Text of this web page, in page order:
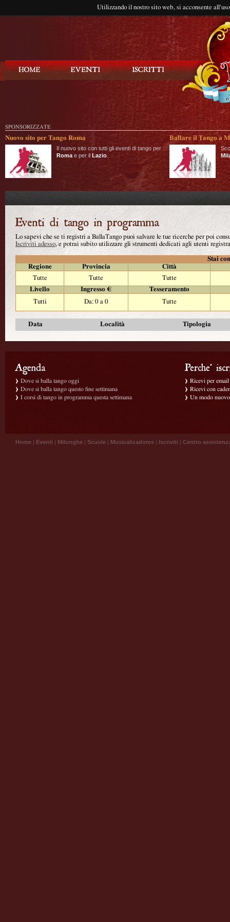
Utilizzando il nostro sito web, si acconsente
SPONSORIZZATE
Nuovo sito per Tango Roma
Il nuovo sito con tutti gli eventi di tango per
Roma e per il Lazio
Ballare il Tango a
Lo sapevi che se ti registri a BallaTango puoi salvare le tue ricerche per poi
Iscriviti adesso, e potrai subito utilizzare gli strumenti dedicati agli utenti
Stai
Regione
Provincia
Città
Tutte
Tutte
Tutte
Livello
Ingresso €
Tesseramento
Tutti
Da: 0 a 0 Tutte
Data Località Tipologia
Dove si balla tango oggi
Dove si balla tango questo fine settimana
I corsi di tango in programma questa settimana
Ricevi per
Ricevi con
Un modo
Home | Eventi | Milonghe | Scuole | Musicalizadores | Iscriviti | Centro